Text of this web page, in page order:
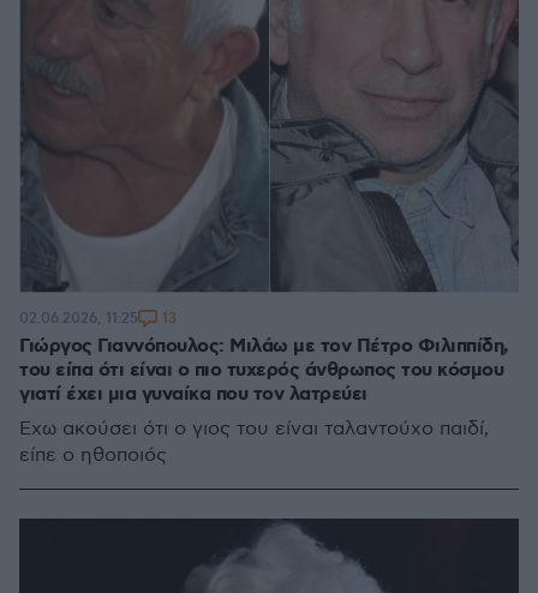
Γιώργος Γιαννόπουλος: Μιλάω με τον Πέτρο Φιλιππίδη,
του είπα ότι είναι ο πιο τυχερός άνθρωπος του κόσμου
γιατί έχει μια γυναίκα που τον λατρεύει
Έχω ακούσει ότι ο γιος του είναι ταλαντούχο παιδί,
είπε ο ηθοποιός
02.06.2026, 11:25 13